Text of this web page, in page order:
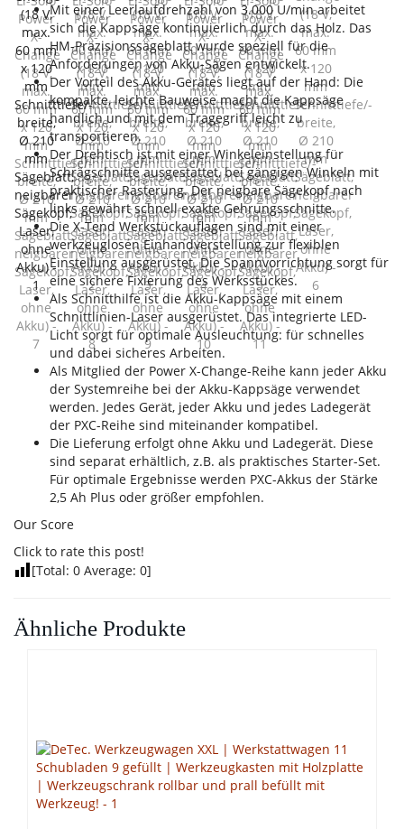
Mit einer Leerlaufdrehzahl von 3.000 U/min arbeitet
sich die Kappsäge kontinuierlich durch das Holz. Das
HM-Präzisionssägeblatt wurde speziell für die
Anforderungen von Akku-Sägen entwickelt.
Der Vorteil des Akku-Gerätes liegt auf der Hand: Die
kompakte, leichte Bauweise macht die Kappsäge
handlich und mit dem Tragegriff leicht zu
transportieren.
Der Drehtisch ist mit einer Winkeleinstellung für
Schrägschnitte ausgestattet, bei gängigen Winkeln mit
praktischer Rasterung. Der neigbare Sägekopf nach
links gewährt schnell exakte Gehrungsschnitte.
Die X-Tend Werkstückauflagen sind mit einer
werkzeuglosen Einhandverstellung zur flexiblen
Einstellung ausgerüstet. Die Spannvorrichtung sorgt für
eine sichere Fixierung des Werksstückes.
Als Schnitthilfe ist die Akku-Kappsäge mit einem
Schnittlinien-Laser ausgerüstet. Das integrierte LED-
Licht sorgt für optimale Ausleuchtung: für schnelles
und dabei sicheres Arbeiten.
Als Mitglied der Power X-Change-Reihe kann jeder Akku
der Systemreihe bei der Akku-Kappsäge verwendet
werden. Jedes Gerät, jeder Akku und jedes Ladegerät
der PXC-Reihe sind miteinander kompatibel.
Die Lieferung erfolgt ohne Akku und Ladegerät. Diese
sind separat erhältlich, z.B. als praktisches Starter-Set.
Für optimale Ergebnisse werden PXC-Akkus der Stärke
2,5 Ah Plus oder größer empfohlen.
Our Score
Click to rate this post!
[Total: 0 Average: 0]
Ähnliche Produkte